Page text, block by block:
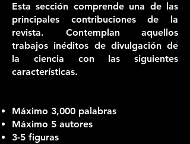
Esta sección comprende una de las
principales contribuciones de la
revista. Contemplan aquellos
trabajos inéditos de divulgación de
la ciencia con las siguientes
características.
Máximo 3,000 palabras
Máximo 5 autores
3-5 figuras